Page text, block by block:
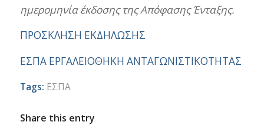
ημερομηνία έκδοσης της Απόφασης Ένταξης.
ΠΡΟΣΚΛΗΣΗ ΕΚΔΗΛΩΣΗΣ
ΕΣΠΑ ΕΡΓΑΛΕΙΟΘΗΚΗ ΑΝΤΑΓΩΝΙΣΤΙΚΟΤΗΤΑΣ
Tags: ΕΣΠΑ
Share this entry